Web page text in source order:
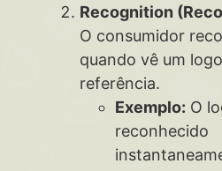
Recognition
O consumidor
quando vê um
referência.
Exemplo: O
reconhecido